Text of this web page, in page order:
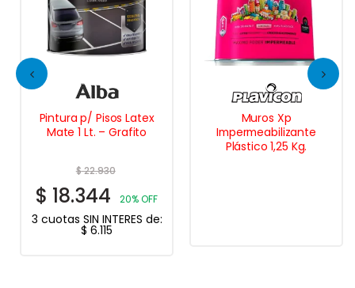
Pintura p/ Pisos Latex
Mate 1 Lt. – Grafito
$22.930
$ 18.344 20% OFF
3 cuotas SIN INTERES de:
$ 6.115
Muros Xp
Impermeabilizante
Plástico 1,25 Kg.